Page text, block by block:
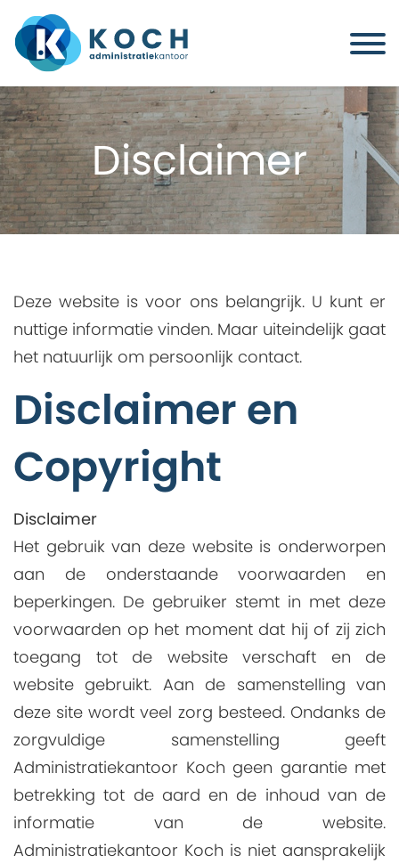
Disclaimer
Deze website is voor ons belangrijk. U kunt er
nuttige informatie vinden. Maar uiteindelijk gaat
het natuurlijk om persoonlijk contact.
Disclaimer en
Copyright
Disclaimer
Het gebruik van deze website is onderworpen
aan de onderstaande voorwaarden en
beperkingen. De gebruiker stemt in met deze
voorwaarden op het moment dat hij of zij zich
toegang tot de website verschaft en de
website gebruikt. Aan de samenstelling van
deze site wordt veel zorg besteed. Ondanks de
zorgvuldige samenstelling geeft
Administratiekantoor Koch geen garantie met
betrekking tot de aard en de inhoud van de
informatie van de website.
Administratiekantoor Koch is niet aansprakelijk